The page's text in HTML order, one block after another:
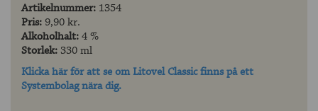
Artikelnummer: 1354
Pris: 9,90 kr.
Alkoholhalt:4 %
Storlek: 330 ml
Klicka här för att se om Litovel Classic finns på ett
Systembolag nära dig.